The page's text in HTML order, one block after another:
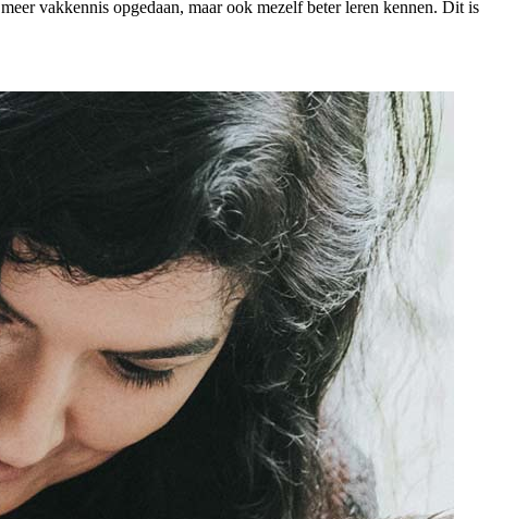
vakkennis opgedaan, maar ook mezelf beter leren kennen. Dit is